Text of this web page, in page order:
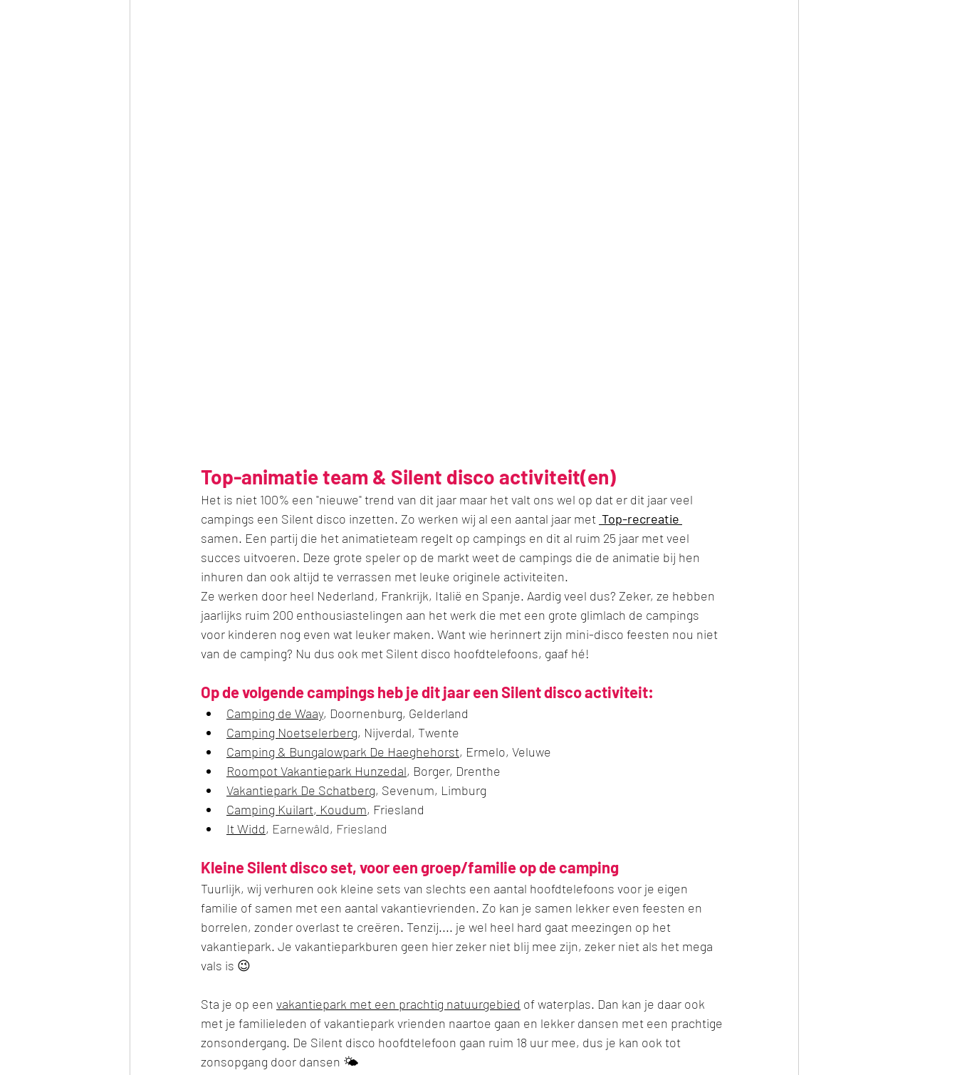
Top-animatie team & Silent disco activiteit(en)
Het is niet 100% een "nieuwe" trend van dit jaar maar het valt ons wel op dat er dit jaar veel
campings een Silent disco inzetten. Zo werken wij al een aantal jaar met Top-recreatie
samen. Een partij die het animatieteam regelt op campings en dit al ruim 25 jaar met veel
succes uitvoeren. Deze grote speler op de markt weet de campings die de animatie bij hen
inhuren dan ook altijd te verrassen met leuke originele activiteiten.
Ze werken door heel Nederland, Frankrijk, Italië en Spanje. Aardig veel dus? Zeker, ze hebben
jaarlijks ruim 200 enthousiastelingen aan het werk die met een grote glimlach de campings
voor kinderen nog even wat leuker maken. Want wie herinnert zijn mini-disco feesten nou niet
van de camping? Nu dus ook met Silent disco hoofdtelefoons, gaaf hé!
Op de volgende campings heb je dit jaar een Silent disco activiteit:
Camping de Waay, Doornenburg, Gelderland
Camping Noetselerberg, Nijverdal, Twente
Camping & Bungalowpark De Haeghehorst, Ermelo, Veluwe
Roompot Vakantiepark Hunzedal, Borger, Drenthe
Vakantiepark De Schatberg, Sevenum, Limburg
Camping Kuilart, Koudum, Friesland
It Widd, Earnewâld, Friesland
Kleine Silent disco set, voor een groep/familie op de camping
Tuurlijk, wij verhuren ook kleine sets van slechts een aantal hoofdtelefoons voor je eigen
familie of samen met een aantal vakantievrienden. Zo kan je samen lekker even feesten en
borrelen, zonder overlast te creëren. Tenzij.... je wel heel hard gaat meezingen op het
vakantiepark. Je vakantieparkburen geen hier zeker niet blij mee zijn, zeker niet als het mega
vals is 😉
Sta je op een vakantiepark met een prachtig natuurgebied of waterplas. Dan kan je daar ook
met je familieleden of vakantiepark vrienden naartoe gaan en lekker dansen met een prachtige
zonsondergang. De Silent disco hoofdtelefoon gaan ruim 18 uur mee, dus je kan ook tot
zonsopgang door dansen 🌤️